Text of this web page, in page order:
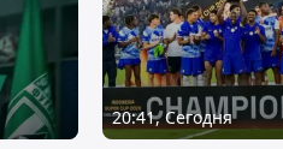
20:41, Сегодня